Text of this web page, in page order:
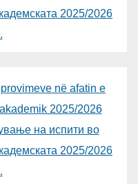
2025/2026
në afatin e
2025/2026
на испити во
2025/2026